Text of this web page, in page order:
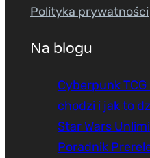
Polityka prywatności
Na blogu
Cyberpunk
chodzi i jak to
Star Wars
Poradnik